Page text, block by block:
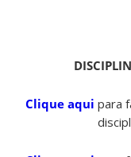
Clique aqui para